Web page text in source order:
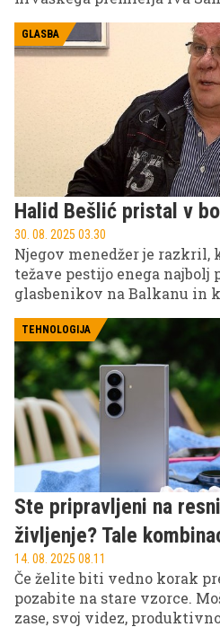
GLASBA
Halid Bešlić pristal v
30. 08. 2025 03.30
Njegov menedžer je razkril,
težave pestijo enega
glasbenikov na Balkanu in
TEHNOLOGIJA
Ste pripravljeni na
življenje? Tale
14. 08. 2025 08.11
Če želite biti vedno korak
pozabite na stare vzorce.
zase, svoj videz,